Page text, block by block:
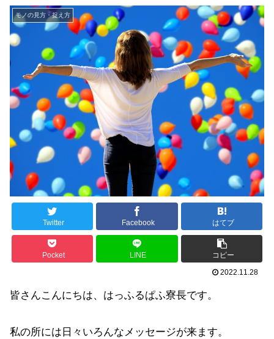
モノの見方・捉え方
Twitter Facebook はてブ
Pocket LINE
コピー
2022.11.28
皆さんこんにちは、はっふるぱふ寮長です。
私の所には日々いろんなメッセージが来ます。